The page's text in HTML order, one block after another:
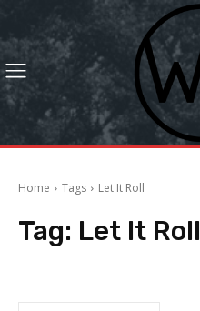
Home Tags Let It Roll
Tag: Let It Roll